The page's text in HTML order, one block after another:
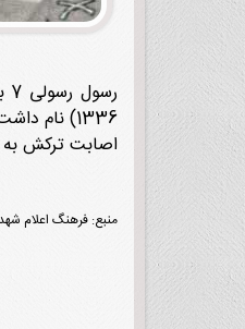
اصابت ترکش به
منبع: فرهنگ اعلام شهدا: استان آذربایجان غربی، ج 1، تنظیم: